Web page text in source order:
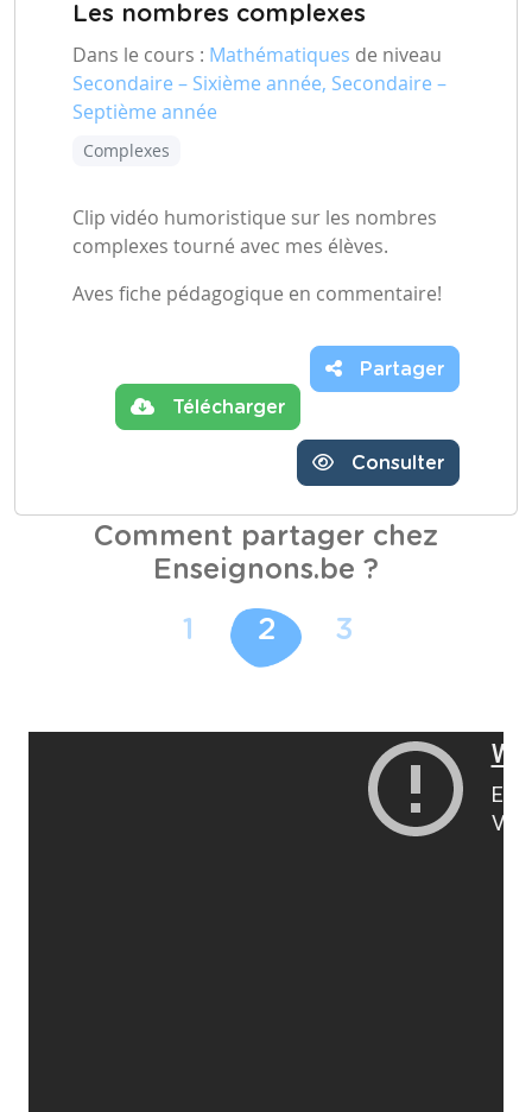
Les nombres complexes
Dans le cours : Mathématiques de niveau
Secondaire – Sixième année, Secondaire –
Septième année
Complexes
Clip vidéo humoristique sur les nombres
complexes tourné avec mes élèves.
Aves fiche pédagogique en commentaire!
Télécharger
Partager
Consulter
Comment partager chez
Enseignons.be ?
1 2 3